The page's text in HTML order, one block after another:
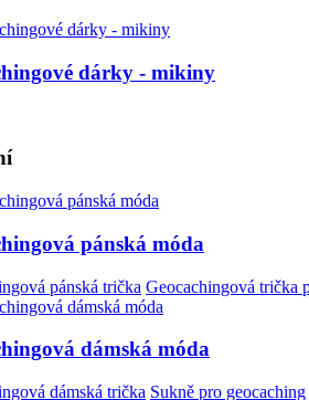
dárky - mikiny
pánská móda
pánská trička Geocachingová trička
dámská móda
dámská trička Sukně pro geocaching